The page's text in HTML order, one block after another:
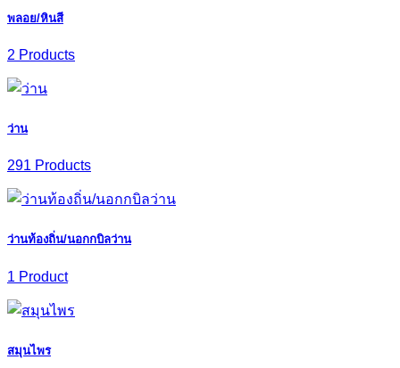
พลอย/หินสี
2 Products
ว่าน
291 Products
ว่านท้องถิ่น/นอกกบิลว่าน
1 Product
สมุนไพร